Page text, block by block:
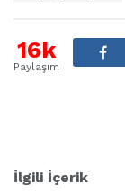
t
l
16k
Paylaşım
İlgili İçerik